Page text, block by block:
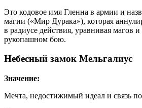
Это кодовое имя Гленна в армии и
магии («Мир Дурака»), которая
в радиусе действия, уравнивая магов
рукопашном бою.
Небесный замок Мельгалиус
Значение:
Мечта, недостижимый идеал и связь